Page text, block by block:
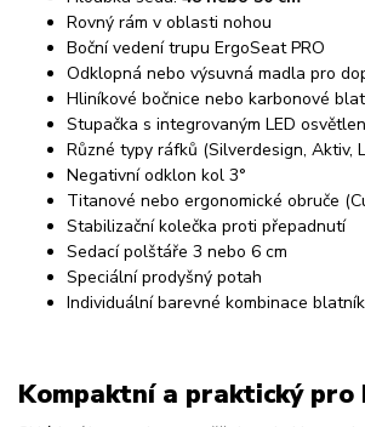
Rovný rám v oblasti nohou
Boční vedení trupu ErgoSeat PRO
Odklopná nebo výsuvná madla pro
Hliníkové bočnice nebo karbonové
Stupačka s integrovaným LED
Různé typy ráfků (Silverdesign, Aktiv,
Negativní odklon kol 3°
Titanové nebo ergonomické obruče
Stabilizační kolečka proti přepadnutí
Sedací polštáře 3 nebo 6 cm
Speciální prodyšný potah
Individuální barevné kombinace
Kompaktní a praktický pro